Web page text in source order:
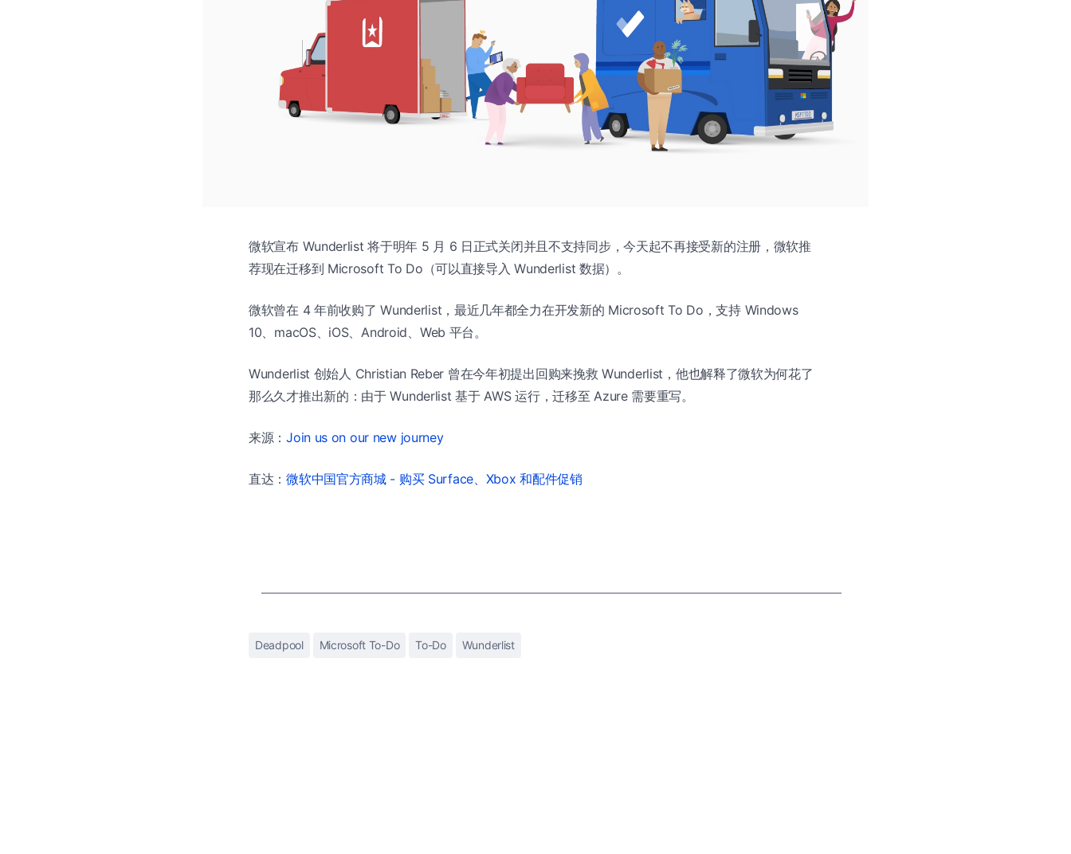
微软宣布 Wunderlist 将于明年 5 月 6 日正式关闭并且不支持同步，今天起不再接受新的注册，微软推
荐现在迁移到 Microsoft To Do（可以直接导入 Wunderlist 数据）。
微软曾在 4 年前收购了 Wunderlist，最近几年都全力在开发新的 Microsoft To Do，支持 Windows
10、macOS、iOS、Android、Web 平台。
Wunderlist 创始人 Christian Reber 曾在今年初提出回购来挽救 Wunderlist，他也解释了微软为何花了
那么久才推出新的：由于 Wunderlist 基于 AWS 运行，迁移至 Azure 需要重写。
来源：Join us on our new journey
直达：微软中国官方商城 - 购买 Surface、Xbox 和配件促销
Deadpool Microsoft To-Do To-Do Wunderlist